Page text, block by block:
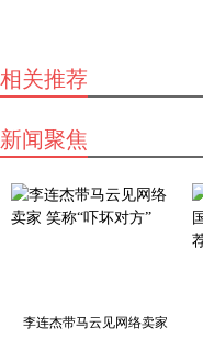
相关推荐
新闻聚焦
李连杰带马云见网络卖家